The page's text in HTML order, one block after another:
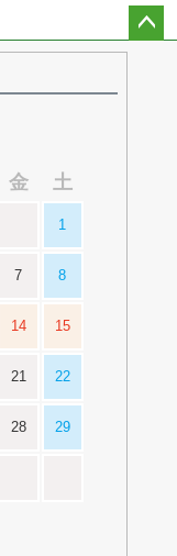
金 土
1
7 8
14 15
21 22
28 29